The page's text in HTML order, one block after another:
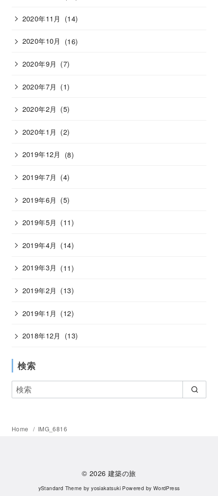
2020年11月 (14)
2020年10月 (16)
2020年9月 (7)
2020年7月 (1)
2020年2月 (5)
2020年1月 (2)
2019年12月 (8)
2019年7月 (4)
2019年6月 (5)
2019年5月 (11)
2019年4月 (14)
2019年3月 (11)
2019年2月 (13)
2019年1月 (12)
2018年12月 (13)
検索
Home IMG_6816
© 2026建築の旅
yStandard Theme byyosiakatsuki Powered by WordPress